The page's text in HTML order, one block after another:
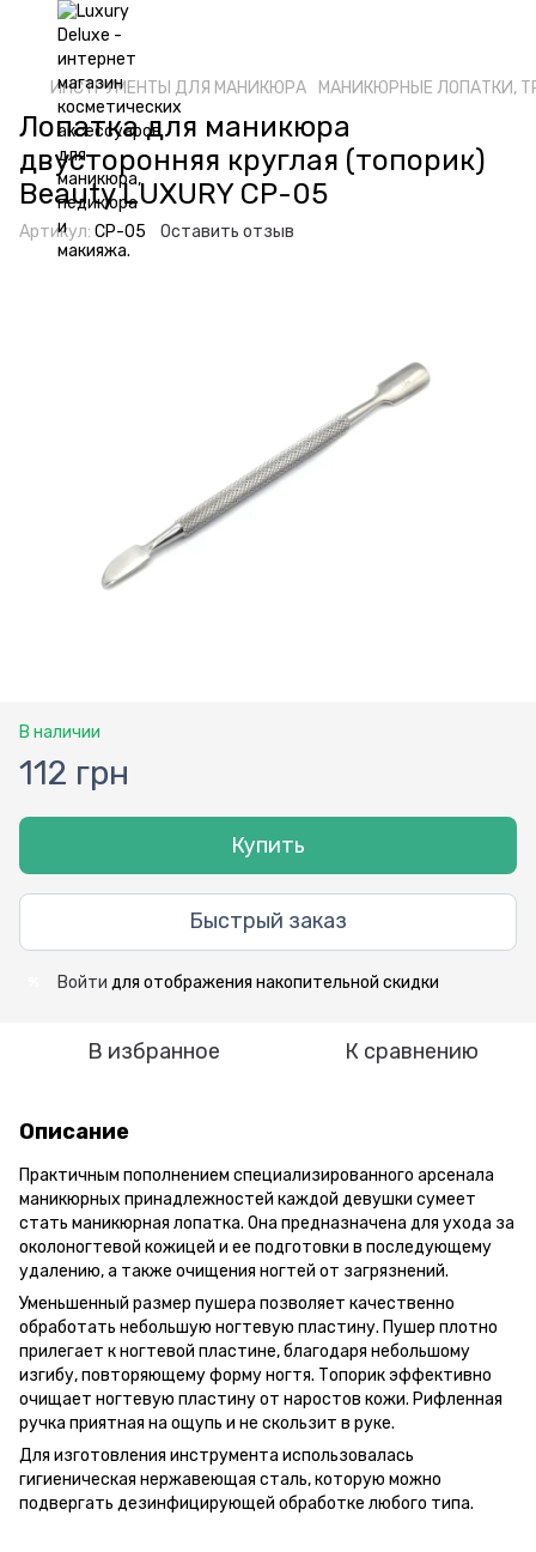
ИНСТРУМЕНТЫ ДЛЯ МАНИКЮРА МАНИКЮРНЫЕ ЛОПАТКИ,
Лопатка для маникюра
двусторонняя круглая (топорик)
Beauty LUXURY CP-05
Артикул: CP-05 Оставить отзыв
В наличии
112 грн
Купить
Быстрый заказ
Войти для отображения накопительной скидки
В избранное К сравнению
Описание
Практичным пополнением специализированного арсенала
маникюрных принадлежностей каждой девушки сумеет
стать маникюрная лопатка. Она предназначена для ухода за
околоногтевой кожицей и ее подготовки в последующему
удалению, а также очищения ногтей от загрязнений.
Уменьшенный размер пушера позволяет качественно
обработать небольшую ногтевую пластину. Пушер плотно
прилегает к ногтевой пластине, благодаря небольшому
изгибу, повторяющему форму ногтя. Топорик эффективно
очищает ногтевую пластину от наростов кожи. Рифленная
ручка приятная на ощупь и не скользит в руке.
Для изготовления инструмента использовалась
гигиеническая нержавеющая сталь, которую можно
подвергать дезинфицирующей обработке любого типа.